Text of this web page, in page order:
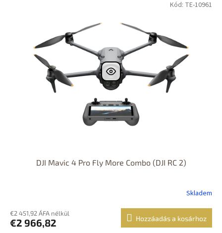
DJI Mavic 4 Pro Fly More Combo (DJI RC 2)
Skladem
€2 451,92 ÁFA nélkül
€2 966,82 Hozzáadás a kosárhoz
Kód: TE-10961